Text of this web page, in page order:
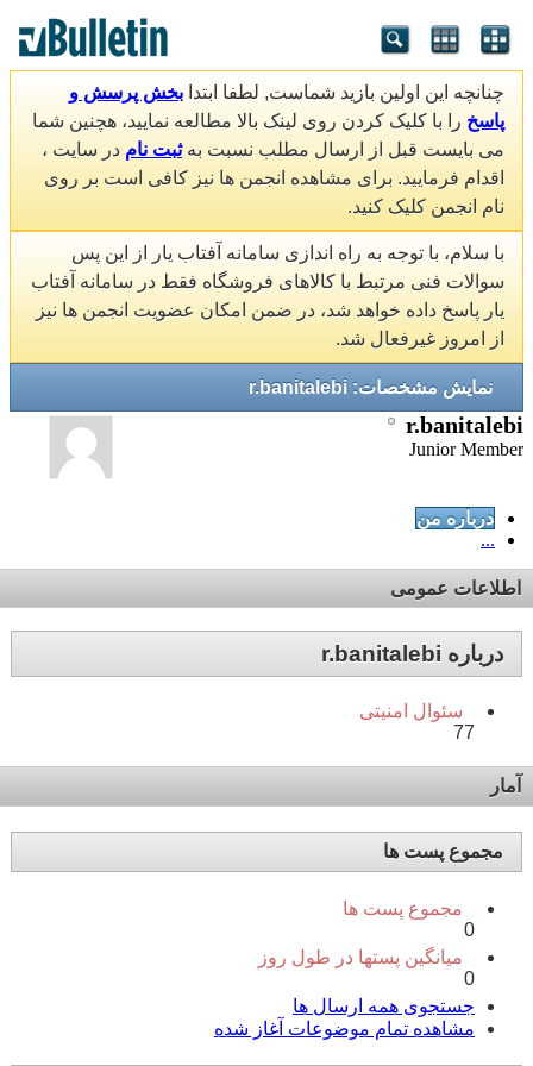
چنانچه این اولین بازید شماست, لطفا ابتدا بخش پرسش و
پاسخ را با کلیک کردن روی لینک بالا مطالعه نمایید، هچنین شما
می بایست قبل از ارسال مطلب نسبت بهثبت نام در سایت ،
اقدام فرمایید. برای مشاهده انجمن ها نیز کافی است بر روی
نام انجمن کلیک کنید.
با سلام، با توجه به راه اندازی سامانه آفتاب یار از این پس
سوالات فنی مرتبط با کالاهای فروشگاه فقط در سامانه آفتاب
یار پاسخ داده خواهد شد، در ضمن امکان عضویت انجمن ها نیز
از امروز غیرفعال شد.
نمایش مشخصات: r.banitalebi
r.banitalebi
Junior Member
درباره من
...
اطلاعات عمومی
درباره r.banitalebi
سئوال امنیتی
77
آمار
مجموع پست ها
مجموع پست ها
0
میانگین پستها در طول روز
0
جستجوی همه ارسال ها
مشاهده تمام موضوعات آغاز شده